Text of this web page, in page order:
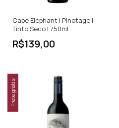
Cape Elephant | Pinotage |
Tinto Seco | 750ml
R$139,00
Frete grátis